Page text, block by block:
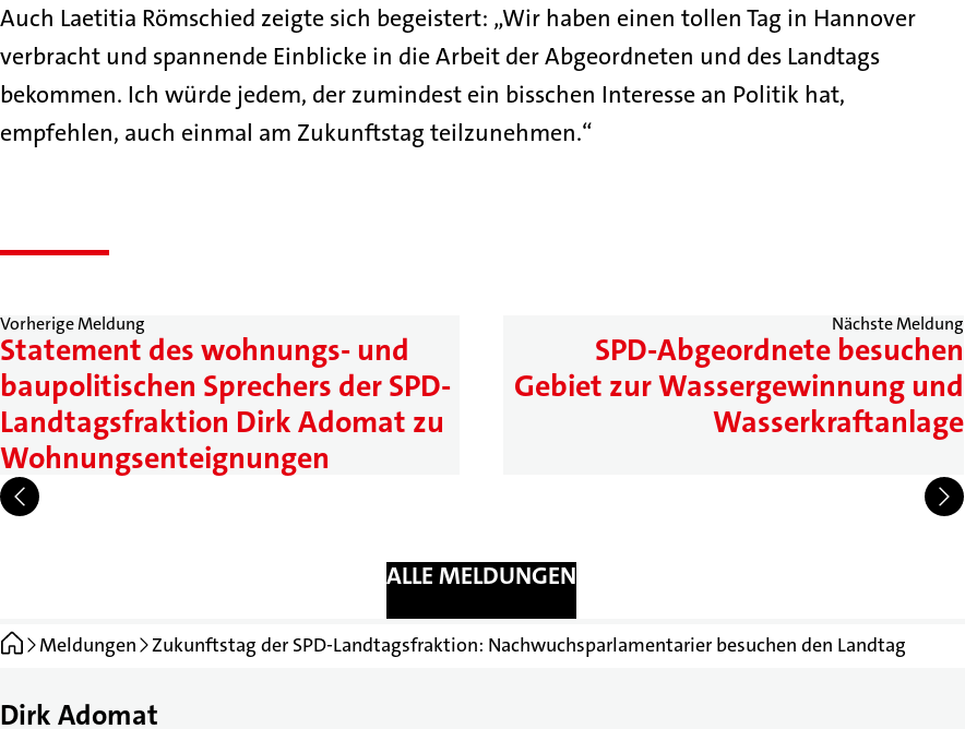
Auch Laetitia Römschied zeigte sich begeistert: „Wir haben einen tollen Tag in Hannover
verbracht und spannende Einblicke in die Arbeit der Abgeordneten und des Landtags
bekommen. Ich würde jedem, der zumindest ein bisschen Interesse an Politik hat,
empfehlen, auch einmal am Zukunftstag teilzunehmen.“
Vorherige Meldung
Statement des wohnungs- und
baupolitischen Sprechers der SPD-
Landtagsfraktion Dirk Adomat zu
Wohnungsenteignungen
Nächste Meldung
SPD-Abgeordnete besuchen
Gebiet zur Wassergewinnung und
Wasserkraftanlage
ALLE MELDUNGEN
Startseite
Meldungen Zukunftstag der SPD-Landtagsfraktion: Nachwuchsparlamentarier besuchen den Landtag
Dirk Adomat